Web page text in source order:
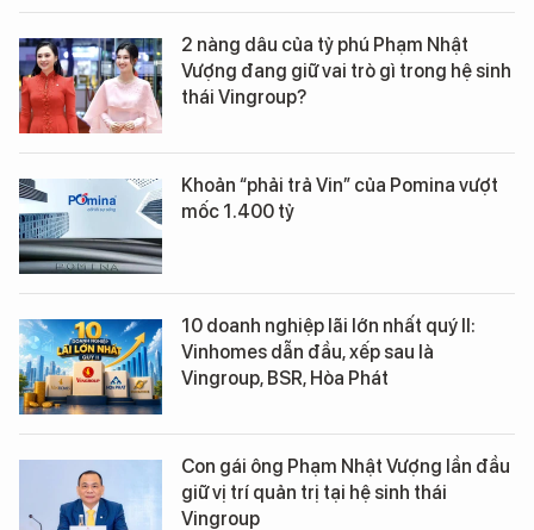
2 nàng dâu của tỷ phú Phạm Nhật
Vượng đang giữ vai trò gì trong hệ sinh
thái Vingroup?
Khoản “phải trả Vin” của Pomina vượt
mốc 1.400 tỷ
10 doanh nghiệp lãi lớn nhất quý II:
Vinhomes dẫn đầu, xếp sau là
Vingroup, BSR, Hòa Phát
Con gái ông Phạm Nhật Vượng lần đầu
giữ vị trí quản trị tại hệ sinh thái
Vingroup